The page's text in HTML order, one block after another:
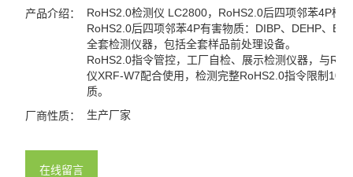
产品介绍：
RoHS2.0检测仪 LC2800，RoHS2.0后四项邻苯4P检
RoHS2.0后四项邻苯4P有害物质：DIBP、DEHP、
全套检测仪器，包括全套样品前处理设备。
RoHS2.0指令管控，工厂自检、展示检测仪器，与
仪XRF-W7配合使用，检测完整RoHS2.0指令限制10
质。
厂商性质： 生产厂家
在线留言